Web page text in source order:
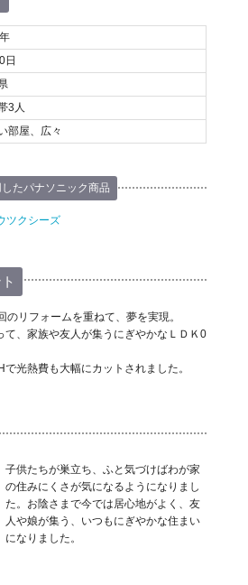
日
3人
部屋、広々
たパナソニック商品
ツクシーズ
リフォームを重ねて、夢を実現。
て、家族や友人が集うにぎやかなＬＤＫ0
光熱費も大幅にカットされました。
子供たちが巣立ち、ふと気づけばわが家
の住みにくさが気になるようになりまし
た。お陰さまで今では居心地がよく、友
人や娘が集う、いつもにぎやかな住まい
になりました。